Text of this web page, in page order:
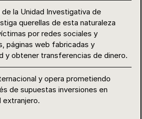
la Unidad Investigativa de
querellas de esta naturaleza
por redes sociales y
páginas web fabricadas y
y obtener transferencias de dinero.
y opera prometiendo
de supuestas inversiones en
extranjero.